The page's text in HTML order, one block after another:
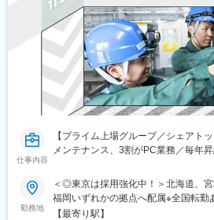
■入社後の流れ：
・1～2ヵ月程度…本社併設の工場で
タートです。
・3ヵ月目…社内での電話対応などを
ていきましょう。
・慣れてきたら…先輩の営業活動に
覚えていきます。自信がついてきた
ていくイメージです。
■1日の流れ：
8:30 出社、メールチェックなど
13:00 午後の訪問再開
16:00 帰社、書類作成や納品手配など
仕事内容
【プライム上場グループ／シェアト
メンテナンス、3割がPC業務／毎年昇
勤務地
＜◎東京は採用強化中！＞北海道、宮
福岡いずれかの拠点へ配属※全国転勤
担】◎都内の例／家賃10万円の家に
【最寄り駅】